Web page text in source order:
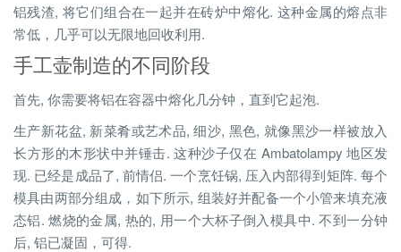
铝残渣, 将它们组合在一起并在砖炉中熔化. 这种金属的熔点非
常低，几乎可以无限地回收利用.
手工壶制造的不同阶段
首先, 你需要将铝在容器中熔化几分钟，直到它起泡.
生产新花盆, 新菜肴或艺术品, 细沙, 黑色, 就像黑沙一样被放入
长方形的木形状中并锤击. 这种沙子仅在 Ambatolampy 地区发
现. 已经是成品了, 前情侣. 一个烹饪锅, 压入内部得到矩阵. 每个
模具由两部分组成，如下所示, 组装好并配备一个小管来填充液
态铝. 燃烧的金属, 热的, 用一个大杯子倒入模具中. 不到一分钟
后, 铝已凝固，可得.